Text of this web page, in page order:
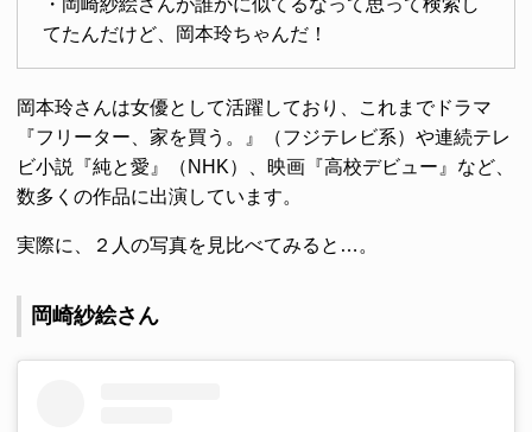
・岡崎紗絵さんが誰かに似てるなって思って検索し
てたんだけど、岡本玲ちゃんだ！
岡本玲さんは女優として活躍しており、これまでドラマ
『フリーター、家を買う。』（フジテレビ系）や連続テレ
ビ小説『純と愛』（NHK）、映画『高校デビュー』など、
数多くの作品に出演しています。
実際に、２人の写真を見比べてみると…。
岡崎紗絵さん